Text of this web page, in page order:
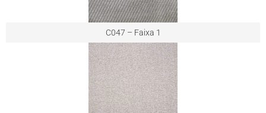
C047 – Faixa 1